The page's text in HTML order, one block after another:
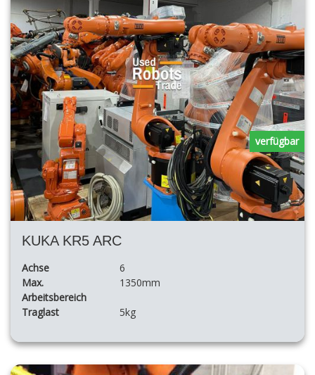
KUKA KR5 ARC
Achse
6
Max.
Arbeitsbereich
1350mm
Traglast 5kg
verfügbar